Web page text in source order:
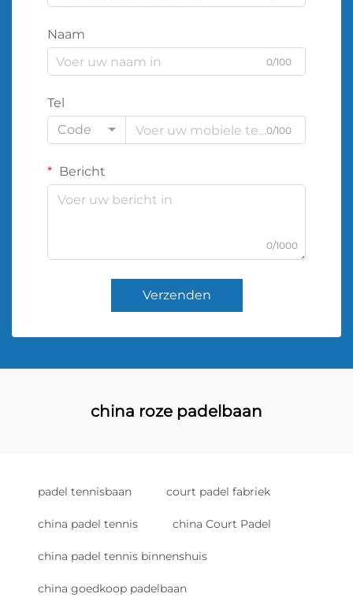
Naam
0/100
Tel
Code
0/100
Bericht
0/1000
Verzenden
china roze padelbaan
padel tennisbaan court padel fabriek
china padel tennis china Court Padel
china padel tennis binnenshuis
china goedkoop padelbaan